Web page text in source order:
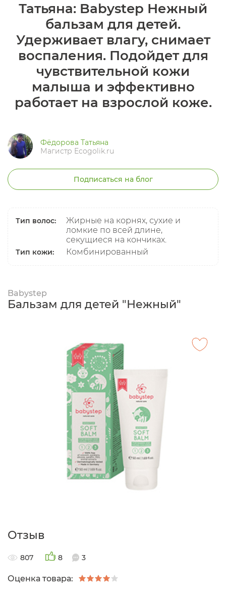
Татьяна: Babystep Нежный
бальзам для детей.
Удерживает влагу, снимает
воспаления. Подойдет для
чувствительной кожи
малыша и эффективно
работает на взрослой коже.
Фёдорова Татьяна
Магистр Ecogolik.ru
Подписаться на блог
Тип волос:
Жирные на корнях, сухие и
ломкие по всей длине,
секущиеся на кончиках.
Тип кожи: Комбинированный
Babystep
Бальзам для детей "Нежный"
Отзыв
Оценка товара:
807 8 3